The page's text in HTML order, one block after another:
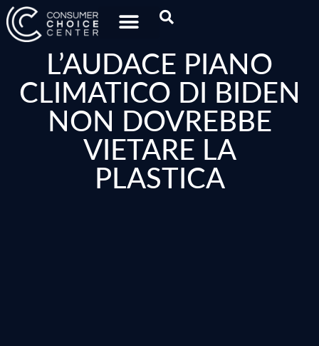
L’AUDACE PIANO
CLIMATICO DI BIDEN
NON DOVREBBE
VIETARE LA
PLASTICA